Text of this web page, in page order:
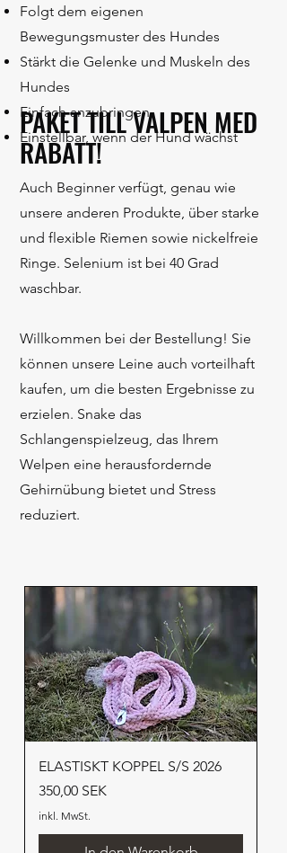
Folgt dem eigenen
Bewegungsmuster des Hundes
Stärkt die Gelenke und Muskeln des
Hundes
Einfach anzubringen
Einstellbar, wenn der Hund wächst
Auch Beginner verfügt, genau wie
unsere anderen Produkte, über starke
und flexible Riemen sowie nickelfreie
Ringe. Selenium ist bei 40 Grad
waschbar.
Willkommen bei der Bestellung! Sie
können unsere Leine auch vorteilhaft
kaufen, um die besten Ergebnisse zu
erzielen. Snake das
Schlangenspielzeug, das Ihrem
Welpen eine herausfordernde
Gehirnübung bietet und Stress
reduziert.
PAKET TILL VALPEN MED
RABATT!
ELASTISKT KOPPEL S/S 2026
Preis
350,00 SEK
inkl. MwSt.